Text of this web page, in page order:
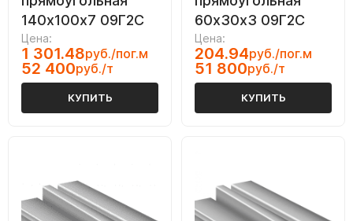
140х100х7 09Г2С
Цена:
1 301.48руб./пог.м
52 400руб./т
КУПИТЬ
60х30х3 09Г2С
Цена:
204.94руб./пог.м
51 800руб./т
КУПИТЬ